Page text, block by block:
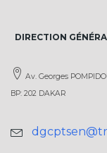
DIRECTION
Av. Georges
BP: 202 DAKAR